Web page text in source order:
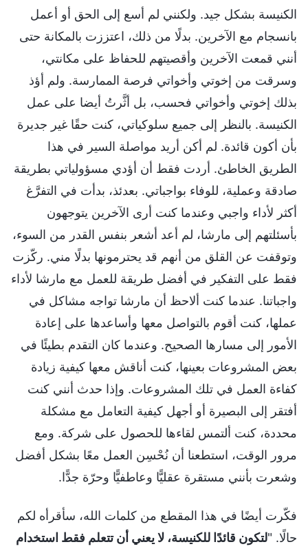
الكنيسة بشكل جيد. ولكنني لم أسع إلى الحق أو أعمل
بانسجام مع الآخرين. بدلًا من ذلك، اعتززت بالمكانة حتى
أنني قمعت الآخرين وأقصيتهم للحفاظ على مكانتي،
وسرقت من إخوتي وأخواتي فرصة الممارسة. ولم أؤذ
بذلك إخوتي وأخواتي فحسب، بل أثَّرتُ أيضا على عمل
الكنيسة. بالنظر إلى جميع سلوكياتي، كنت حقًا غير جديرة
بأن أكون قائدة. لم أكن أريد مواصلة السير في هذا
الطريق الخاطئ. أردت فقط أن أؤدي مسؤولياتي بطريقة
صادقة وعملية، للوفاء بواجباتي. بعدئذ، بدأت في التفرَّغ
أكثر لأداء واجبي وعندما كنت أرى الآخرين يتوجهون
بأسئلتهم إلى مارشا، لم أعد أشعر بنفس القدر من السوء،
وتوقفت عن القلق من أنهم قد يحترمونها بدلًا مني. ركّزت
فقط على التفكير في أفضل طريقة للعمل مع مارشا لأداء
واجباتنا. عندما كنت ألاحظ أن مارشا تواجه مشاكل في
عملها، كنت أقوم بالتواصل معها وأساعدها على إعادة
الأمور إلى مسارها الصحيح. وعندما كان التقدم بطيئًا في
بعض المشروعات بعينها، كنت أناقش معها كيفية زيادة
كفاءة العمل في تلك المشروعات. وإذا حدث أنني كنت
أفتقر إلى البصيرة أو أجهل كيفية التعامل مع مشكلة
محددة، كنت ألتمس لقاءها للحصول على شركة. ومع
مرور الوقت، استطعنا أن نُحْسِن العمل معًا بشكل أفضل
وشعرت بأنني مستقرة عقليًّا وعاطفيًّا وحرّة جدًّا.
فكّرت أيضًا في هذا المقطع من كلمات الله، سأقرأه لكم
حالًا. "لتكون قائدًا للكنيسة، لا يعني أن تتعلم فقط استخدام